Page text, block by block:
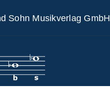
Sohn Musikverlag GmbH